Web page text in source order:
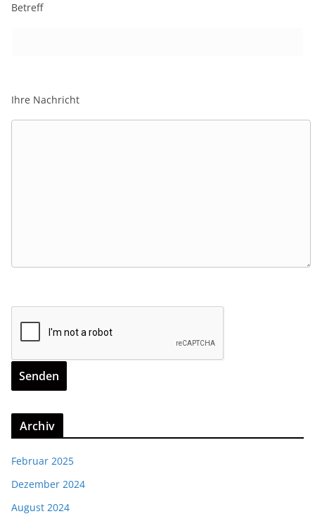
Betreff
Ihre Nachricht
Archiv
Februar 2025
Dezember 2024
August 2024